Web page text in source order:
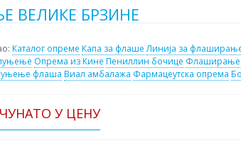
ВЕЛИКЕ БРЗИНЕ
Каталог опреме Капа за флаше Линија за
Опрема из Кине Пениллин бочице Флаширање
флаша Виал амбалажа Фармацеутска опрема
У ЦЕНУ